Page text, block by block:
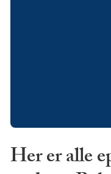
Her er alle